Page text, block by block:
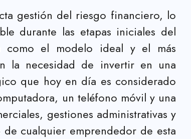
gestión del riesgo financiero, lo
durante las etapas iniciales del
como el modelo ideal y el más
la necesidad de invertir en una
que hoy en día es considerado
un teléfono móvil y una
gestiones administrativas y
cualquier emprendedor de esta